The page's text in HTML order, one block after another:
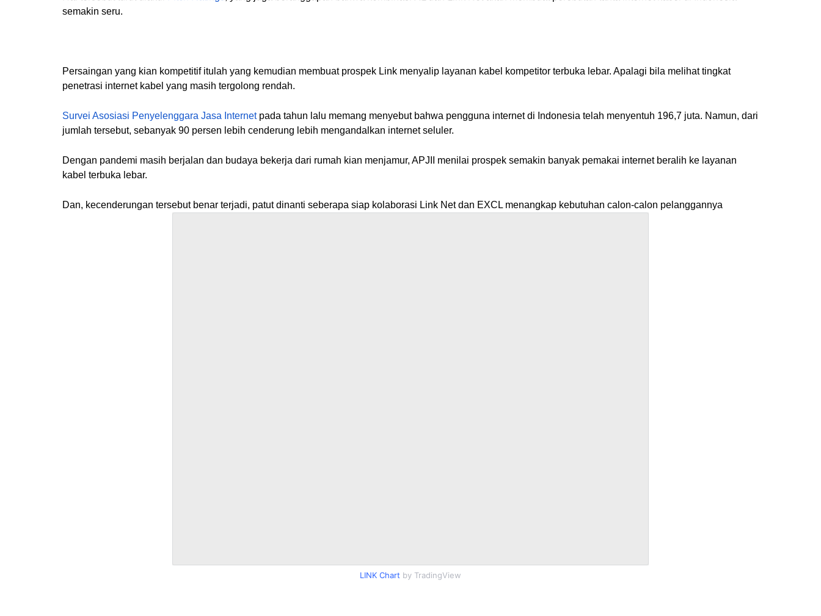
semakin seru.
Persaingan yang kian kompetitif itulah yang kemudian membuat prospek Link menyalip layanan kabel kompetitor terbuka lebar. Apalagi bila melihat tingkat
penetrasi internet kabel yang masih tergolong rendah.
Survei Asosiasi Penyelenggara Jasa Internetpada tahun lalu memang menyebut bahwa pengguna internet di Indonesia telah menyentuh 196,7 juta. Namun, dari
jumlah tersebut, sebanyak 90 persen lebih cenderung lebih mengandalkan internet seluler.
Dengan pandemi masih berjalan dan budaya bekerja dari rumah kian menjamur, APJII menilai prospek semakin banyak pemakai internet beralih ke layanan
kabel terbuka lebar.
Dan, kecenderungan tersebut benar terjadi, patut dinanti seberapa siap kolaborasi Link Net dan EXCL menangkap kebutuhan calon-calon pelanggannya
LINK Chart by TradingView